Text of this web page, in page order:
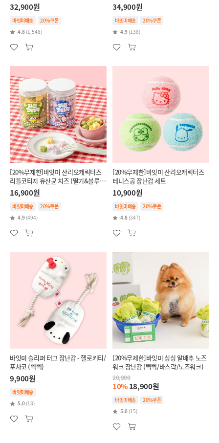
32,900원
바잇미배송
20%쿠폰
4.8 (1,548)
34,900원
바잇미배송
20%쿠폰
4.9 (138)
[20%무제한]바잇미 산리오캐릭터즈
리틀코티지 유산균 치즈 (딸기&블루베
리/단호박&브로콜리)
16,900원
바잇미배송
20%쿠폰
4.9 (494)
[20%무제한]바잇미 산리오캐릭터즈
테니스공 장난감 세트
10,900원
바잇미배송
20%쿠폰
4.8 (347)
바잇미 슬리퍼 터그 장난감 - 헬로키티/
포차코 (삑삑)
9,900원
바잇미배송
5.0 (18)
[20%무제한]바잇미 싱싱 알배추 노즈
워크 장난감 (삑삑/바스락/노즈워크)
20,900
10%18,900원
바잇미배송
20%쿠폰
5.0 (15)